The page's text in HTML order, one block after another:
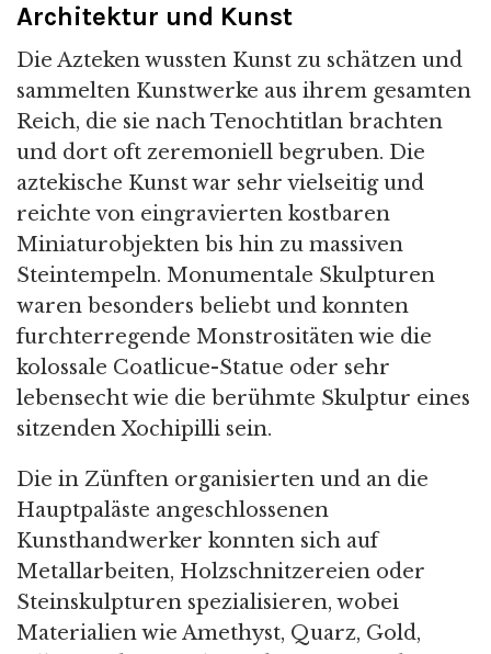
Architektur und Kunst
Die Azteken wussten Kunst zu schätzen und
sammelten Kunstwerke aus ihrem gesamten
Reich, die sie nach Tenochtitlan brachten
und dort oft zeremoniell begruben. Die
aztekische Kunst war sehr vielseitig und
reichte von eingravierten kostbaren
Miniaturobjekten bis hin zu massiven
Steintempeln. Monumentale Skulpturen
waren besonders beliebt und konnten
furchterregende Monstrositäten wie die
kolossale Coatlicue-Statue oder sehr
lebensecht wie die berühmte Skulptur eines
sitzenden Xochipilli sein.
Die in Zünften organisierten und an die
Hauptpaläste angeschlossenen
Kunsthandwerker konnten sich auf
Metallarbeiten, Holzschnitzereien oder
Steinskulpturen spezialisieren, wobei
Materialien wie Amethyst, Quarz, Gold,